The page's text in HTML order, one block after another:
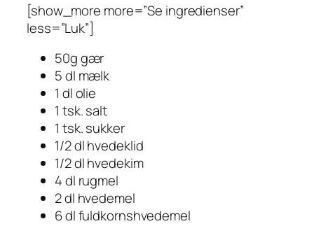
[show_more more=”Se ingredienser”
less=”Luk”]
50g gær
5 dl mælk
1 dl olie
1 tsk. salt
1 tsk. sukker
1/2 dl hvedeklid
1/2 dl hvedekim
4 dl rugmel
2 dl hvedemel
6 dl fuldkornshvedemel